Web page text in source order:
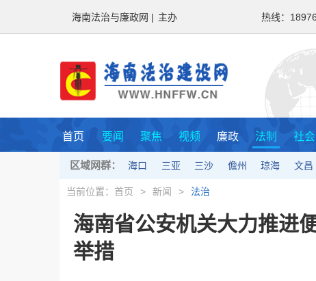
海南法治与廉政网 | 主办 热线：
首页 要闻 聚焦 视频 廉政 法制 社会
区域网群： 海口 三亚 三沙 儋州 琼海 文昌
当前位置： 首页 > 新闻 > 法治
海南省公安机关大力推进
举措